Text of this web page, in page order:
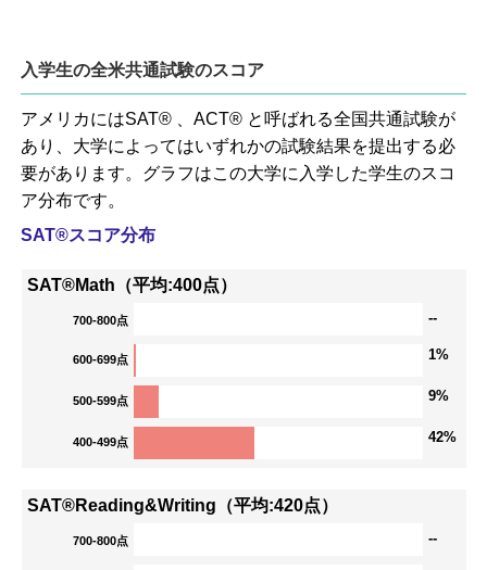
入学生の全米共通試験のスコア
アメリカにはSAT® 、ACT® と呼ばれる全国共通試験が
あり、大学によってはいずれかの試験結果を提出する必
要があります。グラフはこの大学に入学した学生のスコ
ア分布です。
SAT®スコア分布
SAT®Math（平均:400点）
700-800点 --
600-699点 1%
500-599点 9%
400-499点 42%
SAT®Reading&Writing（平均:420点）
700-800点 --